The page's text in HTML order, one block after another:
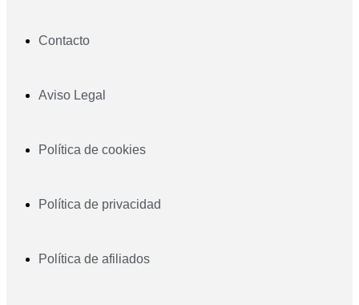
Contacto
Aviso Legal
Política de cookies
Política de privacidad
Política de afiliados